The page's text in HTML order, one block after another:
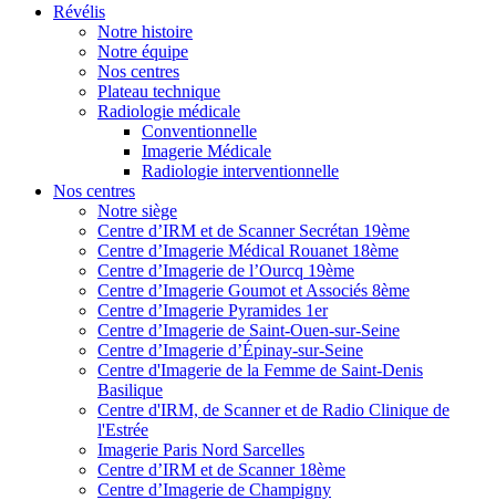
Révélis
Notre histoire
Notre équipe
Nos centres
Plateau technique
Radiologie médicale
Conventionnelle
Imagerie Médicale
Radiologie interventionnelle
Nos centres
Notre siège
Centre d’IRM et de Scanner Secrétan 19ème
Centre d’Imagerie Médical Rouanet 18ème
Centre d’Imagerie de l’Ourcq 19ème
Centre d’Imagerie Goumot et Associés 8ème
Centre d’Imagerie Pyramides 1er
Centre d’Imagerie de Saint-Ouen-sur-Seine
Centre d’Imagerie d’Épinay-sur-Seine
Centre d'Imagerie de la Femme de Saint-Denis
Basilique
Centre d'IRM, de Scanner et de Radio Clinique de
l'Estrée
Imagerie Paris Nord Sarcelles
Centre d’IRM et de Scanner 18ème
Centre d’Imagerie de Champigny